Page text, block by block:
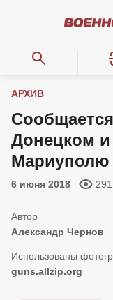
АРХИВ
Донецком и
Мариуполю
6 июня 2018
Александр Чернов
guns.allzip.org